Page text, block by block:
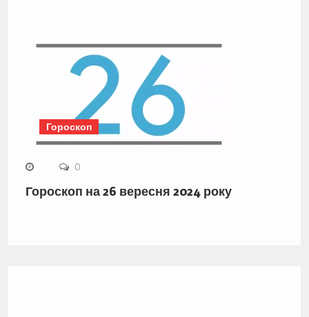
Гороскоп
0
Гороскоп на 26 вересня 2024 року